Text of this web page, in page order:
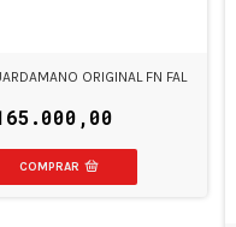
ORIGINAL FN FAL